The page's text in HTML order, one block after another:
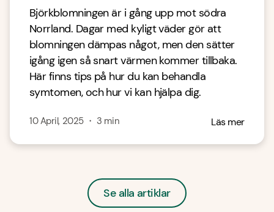
Björkblomningen är i gång upp mot södra
Norrland. Dagar med kyligt väder gör att
blomningen dämpas något, men den sätter
igång igen så snart värmen kommer tillbaka.
Här finns tips på hur du kan behandla
symtomen, och hur vi kan hjälpa dig.
10 April, 2025・ 3 min Läs mer
Se alla artiklar